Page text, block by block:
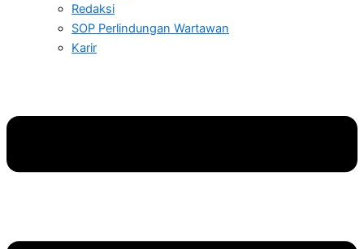
Redaksi
SOP Perlindungan Wartawan
Karir